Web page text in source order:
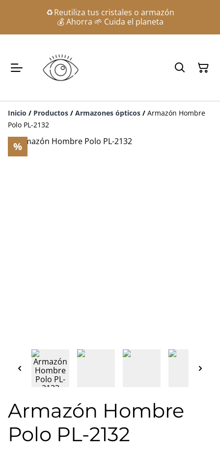
♻️ Reutiliza tus cristales o armazón
💰 Ahorra 🌱 Cuida el planeta
Inicio / Productos / Armazones ópticos / Armazón Hombre
Polo PL-2132
%
Armazón Hombre
Polo PL-2132